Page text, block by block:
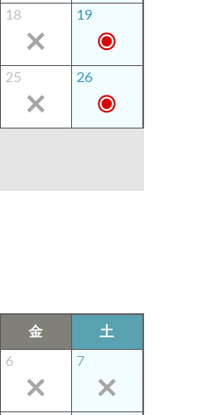
18 19
25 26
金 土
6 7